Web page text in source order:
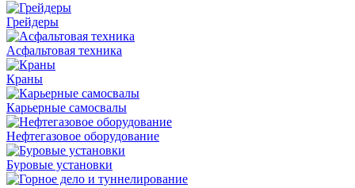
Грейдеры
Асфальтовая техника
Краны
Карьерные самосвалы
Нефтегазовое оборудование
Буровые установки